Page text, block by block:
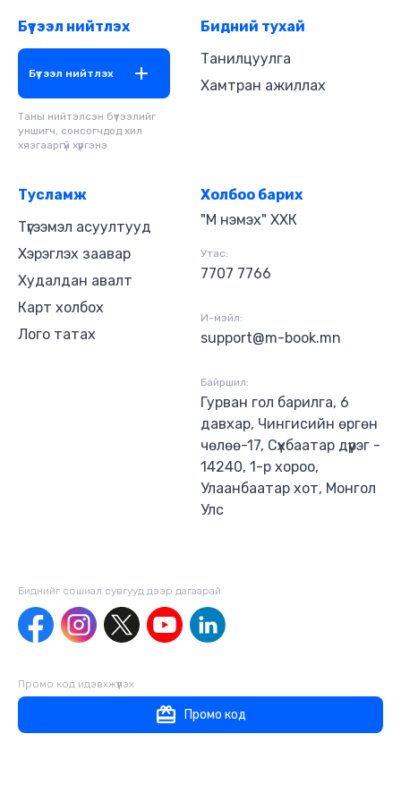
"Блью Нөүтс" студид бүтээв. Зохиогчийн эрх
хуулиар хамгаалагдсан 2023 он.
Бүтээл нийтлэх
Бүтээл нийтлэх
Таны нийтэлсэн бүтээлийг
уншигч, сонсогчдод хил
хязгааргүй хүргэнэ
Бидний тухай
Танилцуулга
Хамтран ажиллах
Тусламж
Түгээмэл асуултууд
Хэрэглэх заавар
Худалдан авалт
Карт холбох
Лого татах
Холбоо барих
"М нэмэх" ХХК
Утас:
7707 7766
И-мэйл:
support@m-book.mn
Байршил:
Гурван гол барилга, 6
давхар, Чингисийн өргөн
чөлөө-17, Сүхбаатар дүүрэг -
14240, 1-р хороо,
Улаанбаатар хот, Монгол
Улс
Биднийг сошиал сувгууд дээр дагаaрай
Промо код идэвхжүүлэх
Промо код